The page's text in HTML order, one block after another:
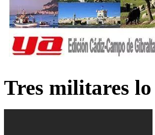
Tres militares